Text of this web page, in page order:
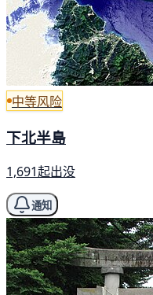
中等风险
下北半島
1,691起出没
通知